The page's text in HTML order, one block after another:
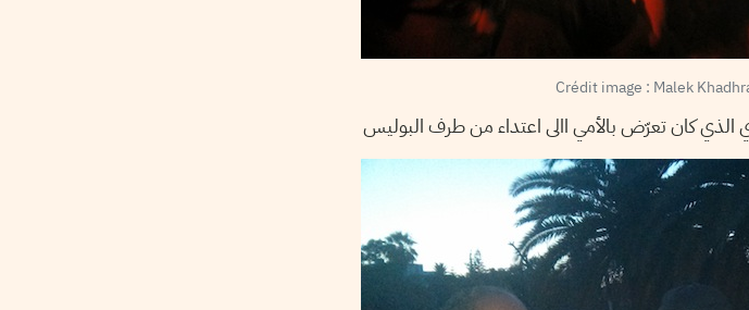
Crédit image : Malek
كان تعرّض بالأمي االى اعتداء من طرف البوليس